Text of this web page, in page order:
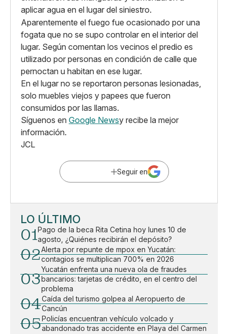
aplicar agua en el lugar del siniestro.
Aparentemente el fuego fue ocasionado por una
fogata que no se supo controlar en el interior del
lugar. Según comentan los vecinos el predio es
utilizado por personas en condición de calle que
pernoctan u habitan en ese lugar.
En el lugar no se reportaron personas lesionadas,
solo muebles viejos y papees que fueron
consumidos por las llamas.
Síguenos en Google Newsy recibe la mejor
información.
JCL
Seguir en
LO ÚLTIMO
01Pago de la beca Rita Cetina hoy lunes 10 de
agosto, ¿Quiénes recibirán el depósito?
02Alerta por repunte de mpox en Yucatán:
contagios se multiplican 700% en 2026
03
Yucatán enfrenta una nueva ola de fraudes
bancarios: tarjetas de crédito, en el centro del
problema
04Caída del turismo golpea al Aeropuerto de
Cancún
05Policías encuentran vehículo volcado y
abandonado tras accidente en Playa del Carmen